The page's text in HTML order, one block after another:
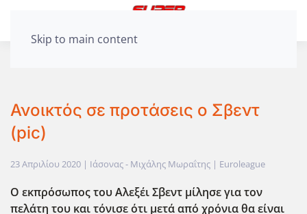
Skip to main content
Ανοικτός σε προτάσεις ο Σβεντ
(pic)
23 Απριλίου 2020 | Ιάσονας - Μιχάλης Μωραΐτης | Euroleague
Ο εκπρόσωπος του Αλεξέι Σβεντ μίλησε για τον
πελάτη του και τόνισε ότι μετά από χρόνια θα είναι